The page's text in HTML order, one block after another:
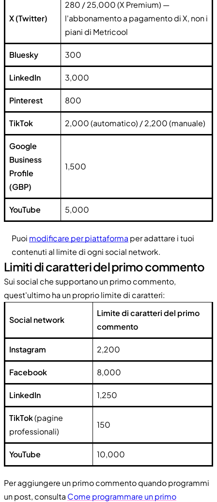
X (Twitter)
280 / 25,000 (X Premium) —
l'abbonamento a pagamento di X, non i
piani di Metricool
Bluesky 300
LinkedIn 3,000
Pinterest 800
TikTok 2,000 (automatico) / 2,200 (manuale)
Google
Business
Profile
(GBP)
1,500
YouTube 5,000
Puoi modificare per piattaforma per adattare i tuoi
contenuti al limite di ogni social network.
Limiti di caratteri del primo commento
Sui social che supportano un primo commento,
quest'ultimo ha un proprio limite di caratteri:
Social network
Limite di caratteri del primo
commento
Instagram 2,200
Facebook 8,000
LinkedIn 1,250
TikTok(pagine
professionali)
150
YouTube 10,000
Per aggiungere un primo commento quando programmi
un post, consulta Come programmare un primo